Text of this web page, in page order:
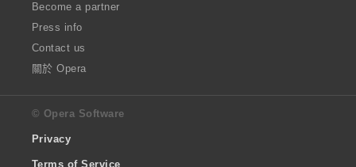
Become a partner
Press info
Contact us
關於 Opera
© Opera Software
Privacy
Terms of Service